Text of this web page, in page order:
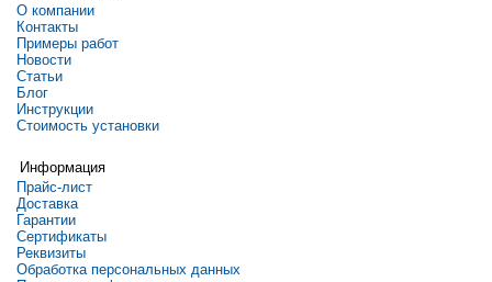
О компании
Контакты
Примеры работ
Новости
Статьи
Блог
Инструкции
Стоимость установки
Информация
Прайс-лист
Доставка
Гарантии
Сертификаты
Реквизиты
Обработка персональных данных